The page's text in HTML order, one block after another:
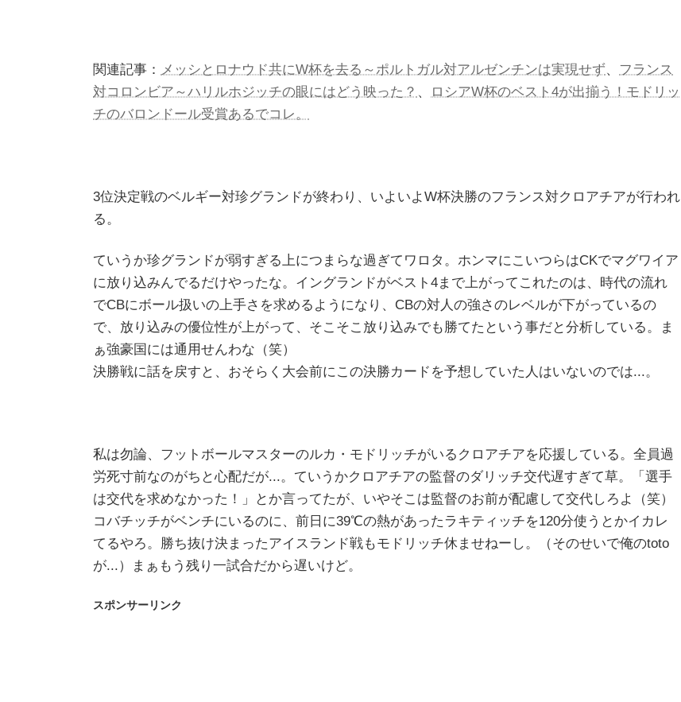
関連記事： メッシとロナウド共にW杯を去る～ポルトガル対アルゼンチンは実現せず、 フランス
対コロンビア～ハリルホジッチの眼にはどう映った？ 、
ロシアW杯のベスト4が出揃う！モドリッ
チのバロンドール受賞あるでコレ。
3位決定戦のベルギー対珍グランドが終わり、いよいよW杯決勝のフランス対クロアチアが行われ
る。
ていうか珍グランドが弱すぎる上につまらな過ぎてワロタ。ホンマにこいつらはCKでマグワイア
に放り込みんでるだけやったな。イングランドがベスト4まで上がってこれたのは、時代の流れ
でCBにボール扱いの上手さを求めるようになり、CBの対人の強さのレベルが下がっているの
で、放り込みの優位性が上がって、そこそこ放り込みでも勝てたという事だと分析している。ま
ぁ強豪国には通用せんわな（笑）
決勝戦に話を戻すと、おそらく大会前にこの決勝カードを予想していた人はいないのでは...。
私は勿論、フットボールマスターのルカ・モドリッチがいるクロアチアを応援している。全員過
労死寸前なのがちと心配だが...。ていうかクロアチアの監督のダリッチ交代遅すぎて草。「選手
は交代を求めなかった！」とか言ってたが、いやそこは監督のお前が配慮して交代しろよ（笑）
コバチッチがベンチにいるのに、前日に39℃の熱があったラキティッチを120分使うとかイカレ
てるやろ。勝ち抜け決まったアイスランド戦もモドリッチ休ませねーし。（そのせいで俺のtoto
が...）まぁもう残り一試合だから遅いけど。
スポンサーリンク